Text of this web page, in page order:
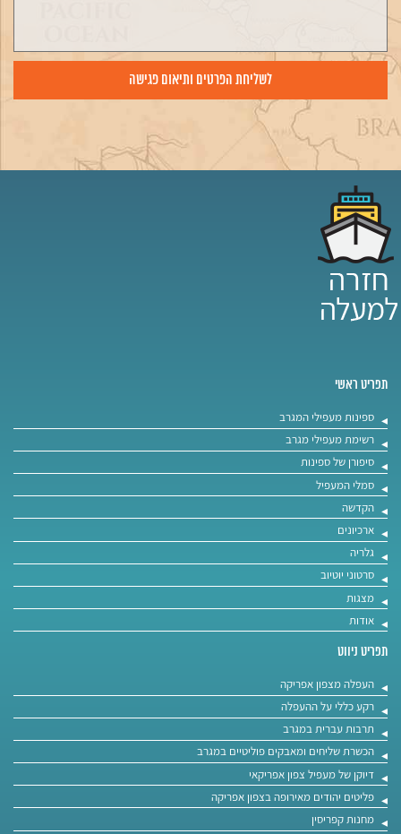
תפריט ראשי
ספינות מעפילי המגרב
רשימת מעפילי מגרב
סיפורן של ספינות
סמלי המעפיל
הקדשה
ארכיונים
גלריה
סרטוני יוטיוב
מצגות
אודות
תפריט ניווט
העפלה מצפון אפריקה
רקע כללי על ההעפלה
תרבות עברית במגרב
הכשרת שליחים ומאבקים פוליטיים במגרב
דיוקן של מעפיל צפון אפריקאי
פליטים יהודים מאירופה בצפון אפריקה
מחנות קפריסין